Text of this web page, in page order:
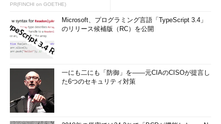
前提とした新たな技術の利用や、現行サービスの向上につなが
る」（星氏）
HTTPSの動作検証を全社単位で
の動作検証や合意形成を全社で行ったことが挙げられる。
これは、大規模なサービスとなるとHTTPS化対応の漏れが出
てくる可能性があるので、それを極力減らせることにつながる。
加えて、SNSのシェア数のリセットなど、完全HTTPS化に伴う
PR(FINCHI on GOETHE)
Microsoft、プログラミング言語「TypeScript 3.4」
のリリース候補版（RC）を公開
一にも二にも「防御」を――元CIAのCISOが提言し
た6つのセキュリティ対策